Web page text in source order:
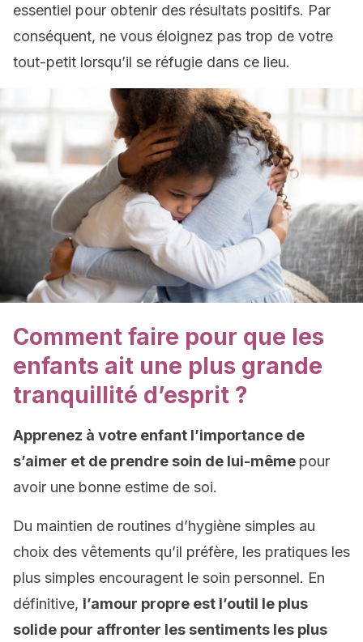
essentiel pour obtenir des résultats positifs. Par
conséquent, ne vous éloignez pas trop de votre
tout-petit lorsqu’il se réfugie dans ce lieu.
Comment faire pour que les
enfants ait une plus grande
tranquillité d’esprit ?
Apprenez à votre enfant l’importance de
s’aimer et de prendre soin de lui-même pour
avoir une bonne estime de soi.
Du maintien de routines d’hygiène simples au
choix des vêtements qu’il préfère, les pratiques les
plus simples encouragent le soin personnel. En
définitive, l’amour propre est l’outil le plus
solide pour affronter les sentiments les plus